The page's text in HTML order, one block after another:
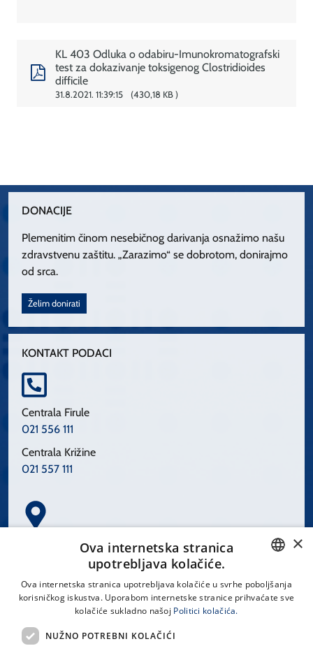
KL 403 Odluka o odabiru-Imunokromatografski
test za dokazivanje toksigenog Clostridioides
difficile
31.8.2021. 11:39:15 430,18 KB
DONACIJE
Plemenitim činom nesebičnog darivanja osnažimo našu
zdravstvenu zaštitu. „Zarazimo“ se dobrotom, donirajmo
od srca.
Želim donirati
KONTAKT PODACI
Centrala Firule
021 556 111
Centrala Križine
021 557 111
Spinčićeva 1, 21000 Split
CROATIAN
×
Ova internetska stranica
upotrebljava kolačiće.
Ova internetska stranica upotrebljava kolačiće u svrhe poboljšanja
korisničkog iskustva. Uporabom internetske stranice prihvaćate sve
kolačiće sukladno našoj Politici kolačića.
NUŽNO POTREBNI KOLAČIĆI